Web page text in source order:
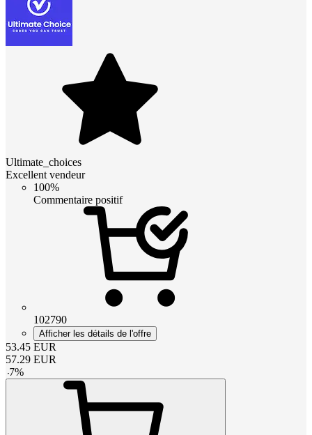
Ultimate_choices
Excellent vendeur
100%
Commentaire positif
102790
Afficher les détails de l'offre
53.45 EUR
57.29 EUR
-7%